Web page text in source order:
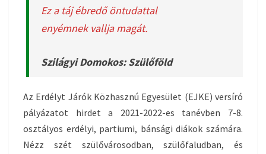
Ez a táj ébredő öntudattal
enyémnek vallja magát.
Szilágyi Domokos: Szülőföld
Az Erdélyt Járók Közhasznú Egyesület (EJKE) versíró
pályázatot hirdet a 2021-2022-es tanévben 7-8.
osztályos erdélyi, partiumi, bánsági diákok számára.
Nézz szét szülővárosodban, szülőfaludban, és